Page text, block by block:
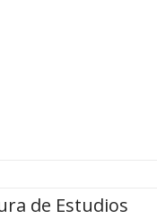
de Estudios